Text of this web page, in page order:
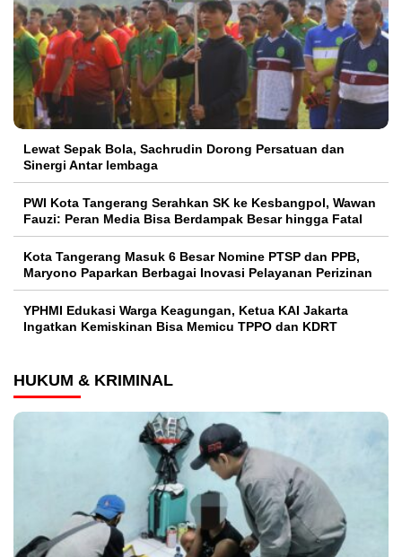
Lewat Sepak Bola, Sachrudin Dorong Persatuan dan
Sinergi Antar lembaga
PWI Kota Tangerang Serahkan SK ke Kesbangpol, Wawan
Fauzi: Peran Media Bisa Berdampak Besar hingga Fatal
Kota Tangerang Masuk 6 Besar Nomine PTSP dan PPB,
Maryono Paparkan Berbagai Inovasi Pelayanan Perizinan
YPHMI Edukasi Warga Keagungan, Ketua KAI Jakarta
Ingatkan Kemiskinan Bisa Memicu TPPO dan KDRT
HUKUM & KRIMINAL